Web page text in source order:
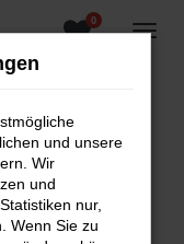
0
und unsere
Wir
und
nur,
Wenn Sie zu